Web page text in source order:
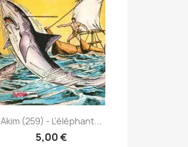
Akim (259) - L'éléphant...
5,00 €